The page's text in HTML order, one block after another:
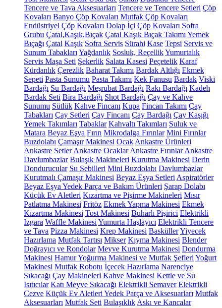
Tencere ve Tava Aksesuarları Tencere ve Tencere Setleri Çöp
Kovaları Banyo Çöp Kovaları Mutfak Çöp Kovaları
Endüstriyel Çöp Kovaları Dolap İçi Çöp Kovaları Sofra
Grubu Çatal,Kaşık,Bıçak Çatal Kaşık Bıçak Takımı Yemek
Bıçağı Çatal Kaşık Sofra Servis Sürahi Kase Tepsi Servis ve
Sunum Tabakları Yağdanlık Sosluk, ReçellikYumurtalık
Servis Maşa Seti Şekerlik Salata Kasesi Peçetelik Karaf
Kürdanlık Çerezlik Baharat Takımı Bardak Altlığı Ekmek
Sepeti Pasta Sunumu Pasta Takımı Kek Fanusu Bardak Viski
Bardağı Su Bardağı Meşrubat Bardağı Rakı Bardağı Kadeh
Bardak Seti Bira Bardağı Shot Bardağı Çay ve Kahve
Sunumu Sütlük Kahve Fincanı Kupa Fincan Takımı Çay
Tabakları Çay Setleri Çay Fincanı Çay Bardağı Çay Kaşığı
Yemek Takımları Tabaklar Kahvaltı Takımları Suluk ve
Matara Beyaz Eşya Fırın Mikrodalga Fırınlar Mini Fırınlar
Buzdolabı Çamaşır Makinesi Ocak Ankastre Ürünleri
Ankastre Setler Ankastre Ocaklar Ankastre Fırınlar Ankastre
Davlumbazlar Bulaşık Makineleri Kurutma Makinesi Derin
Dondurucular Su Sebilleri Mini Buzdolabı Davlumbazlar
Kurutmalı Çamaşır Makinesi Beyaz Eşya Setleri Aspiratörler
Beyaz Eşya Yedek Parça ve Bakım Ürünleri Şarap Dolabı
Küçük Ev Aletleri Kızartma ve Pişirme Makineleri Mısır
Patlatma Makinesi Fritöz Ekmek Yapma Makinesi Ekmek
Kızartma Makinesi Tost Makinesi Buharlı Pişirici Elektrikli
Izgara Waffle Makinesi Yumurta Haşlayıcı Elektrikli Tencere
ve Tava Pizza Makinesi Krep Makinesi BasküllerYiyecek
Hazırlama Mutfak Tartısı Mikser Kıyma Makinesi Blender
Doğrayıcı ve Rondolar Meyve Kurutma Makinesi Dondurma
Makinesi Hamur Yoğurma Makinesi ve Mutfak Şefleri Yoğurt
Makinesi Mutfak Robotu İçecek Hazırlama Narenciye
Sıkacağı Çay Makineleri Kahve Makinesi Kettle ve Su
Isıtıcılar Katı Meyve Sıkacağı Elektrikli Semaver Elektrikli
Cezve Küçük Ev Aletleri Yedek Parça ve Aksesuarları Mutfak
Aksesuarları Mutfak Seti Bulaşıklık Askı ve Kancalar